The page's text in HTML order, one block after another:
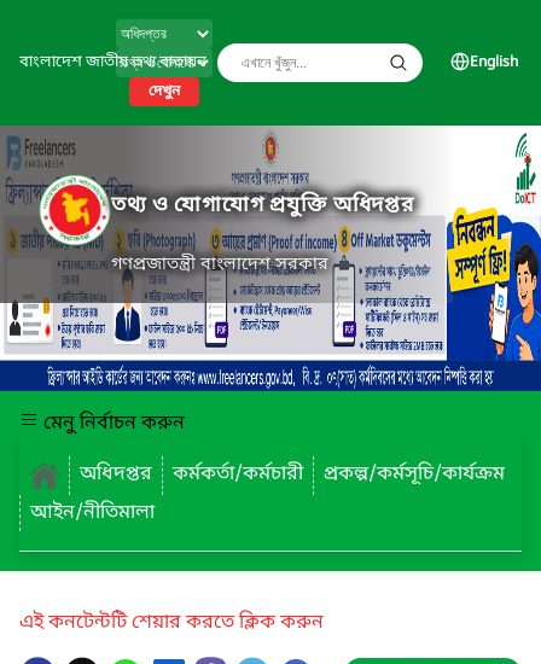
বাংলাদেশ জাতীয় তথ্য বাতায়ন
দেখুন
English
তথ্য ও যোগাযোগ প্রযুক্তি অধিদপ্তর
গণপ্রজাতন্ত্রী বাংলাদেশ সরকার
মেনু নির্বাচন করুন
অধিদপ্তর
কর্মকর্তা/কর্মচারী
প্রকল্প/কর্মসূচি/কার্যক্রম
আইন/নীতিমালা
এই কনটেন্টটি শেয়ার করতে ক্লিক করুন